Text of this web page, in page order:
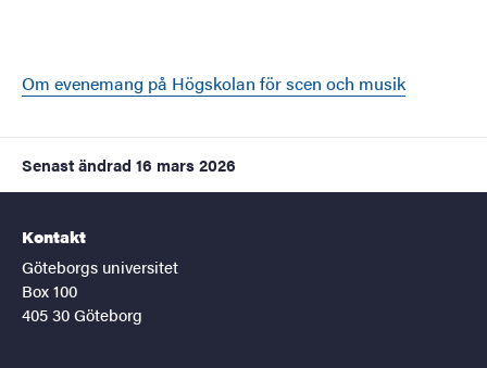
Om evenemang på Högskolan för scen och musik
Senast ändrad 16 mars 2026
Kontakt
Göteborgs universitet
Box 100
405 30 Göteborg